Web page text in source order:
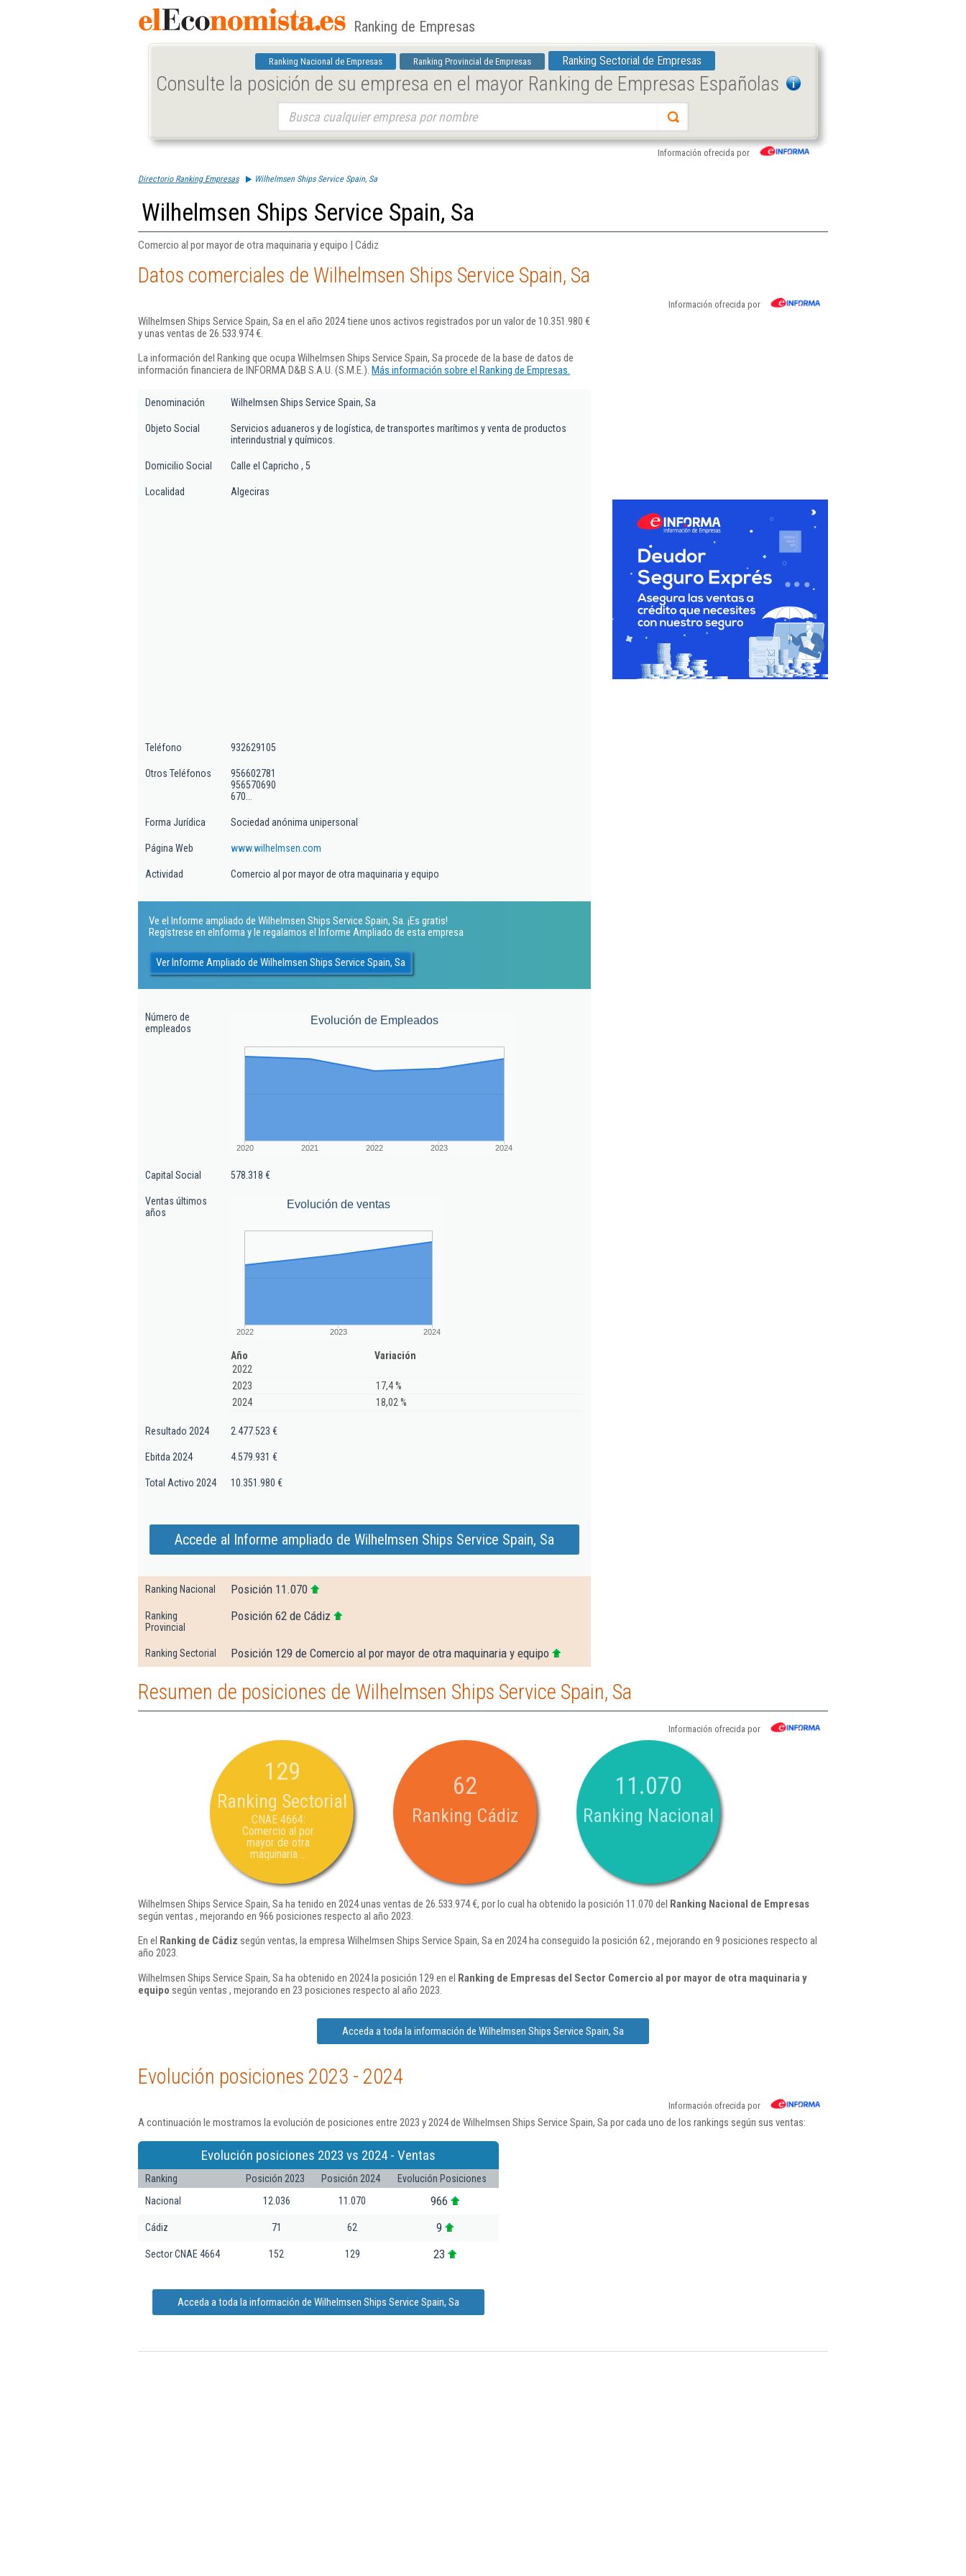
Ranking de Empresas
Ranking Nacional de Empresas Ranking Provincial de Empresas Ranking Sectorial de Empresas
Consulte la posición de su empresa en el mayor Ranking de Empresas Españolas
Información ofrecida por
Directorio Ranking Empresas Wilhelmsen Ships Service Spain, Sa
Wilhelmsen Ships Service Spain, Sa
Comercio al por mayor de otra maquinaria y equipo | Cádiz
Datos comerciales de Wilhelmsen Ships Service Spain, Sa
Información ofrecida por
Wilhelmsen Ships Service Spain, Sa en el año 2024 tiene unos activos registrados por un valor de 10.351.980 €
y unas ventas de 26.533.974 €.
La información del Ranking que ocupa Wilhelmsen Ships Service Spain, Sa procede de la base de datos de
información financiera de INFORMA D&B S.A.U. (S.M.E.). Más información sobre el Ranking de Empresas.
Denominación Wilhelmsen Ships Service Spain, Sa
Objeto Social
Servicios aduaneros y de logística, de transportes marítimos y venta de productos
interindustrial y químicos.
Domicilio Social Calle el Capricho , 5
Localidad Algeciras
Teléfono 932629105
Otros Teléfonos
956602781
956570690
670...
Forma Jurídica Sociedad anónima unipersonal
Página Web www.wilhelmsen.com
Actividad Comercio al por mayor de otra maquinaria y equipo
Ve el Informe ampliado de Wilhelmsen Ships Service Spain, Sa. ¡Es gratis!
Regístrese en eInforma y le regalamos el Informe Ampliado de esta empresa
Ver Informe Ampliado de Wilhelmsen Ships Service Spain, Sa
Número de
empleados
Evolución de Empleados
2020 2021 2022 2023 2024
Capital Social 578.318 €
Ventas últimos
años
Evolución de ventas
2022 2023 2024
Año
Variación
2022
2023
17,4 %
2024
18,02 %
Resultado 2024 2.477.523 €
Ebitda 2024 4.579.931 €
Total Activo 2024 10.351.980 €
Accede al Informe ampliado de Wilhelmsen Ships Service Spain, Sa
Ranking Nacional Posición 11.070
Ranking
Provincial
Posición 62 de Cádiz
Ranking Sectorial Posición 129 de Comercio al por mayor de otra maquinaria y equipo
Resumen de posiciones de Wilhelmsen Ships Service Spain, Sa
Información ofrecida por
129
Ranking Sectorial
CNAE 4664:
Comercio al por
mayor de otra
maquinaria ...
62
Ranking Cádiz
11.070
Ranking Nacional
Wilhelmsen Ships Service Spain, Sa ha tenido en 2024 unas ventas de 26.533.974 €, por lo cual ha obtenido la posición 11.070 del Ranking Nacional de Empresas
según ventas , mejorando en 966 posiciones respecto al año 2023.
En el Ranking de Cádiz según ventas, la empresa Wilhelmsen Ships Service Spain, Sa en 2024 ha conseguido la posición 62 , mejorando en 9 posiciones respecto al
año 2023.
Wilhelmsen Ships Service Spain, Sa ha obtenido en 2024 la posición 129 en el Ranking de Empresas del Sector Comercio al por mayor de otra maquinaria y
equipo según ventas , mejorando en 23 posiciones respecto al año 2023.
Acceda a toda la información de Wilhelmsen Ships Service Spain, Sa
Evolución posiciones 2023 - 2024
Información ofrecida por
A continuación le mostramos la evolución de posiciones entre 2023 y 2024 de Wilhelmsen Ships Service Spain, Sa por cada uno de los rankings según sus ventas:
Evolución posiciones 2023 vs 2024 - Ventas
Ranking Posición 2023 Posición 2024
Evolución Posiciones
Nacional
12.036 11.070 966
Cádiz 71 62 9
Sector CNAE 4664 152 129 23
Acceda a toda la información de Wilhelmsen Ships Service Spain, Sa